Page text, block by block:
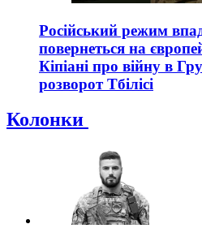
Російський режим
повернеться на
Кіпіані про війну в
розворот Тбілісі
Колонки